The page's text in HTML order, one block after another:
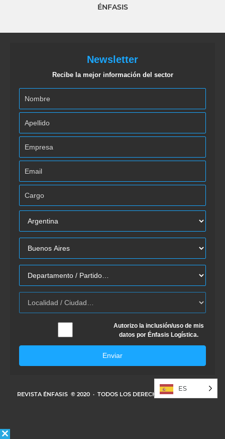
ÉNFASIS
Newsletter
Recibe la mejor información del sector
Autorizo la inclusión/uso de mis
datos por Énfasis Logística.
Enviar
REVISTA ÉNFASIS © 2020 · TODOS LOS DERECHOS RESERVADOS
ES